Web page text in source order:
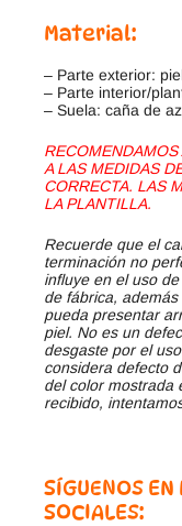
Material:
– Parte exterior:
– Parte interior/
– Suela: caña de
A LAS MEDIDAS
CORRECTA. LAS
LA PLANTILLA.
Recuerde que el
terminación no
influye en el uso
de fábrica,
pueda presentar
piel. No es un
desgaste por el
considera defecto
del color mostrada
recibido,
SÍGUENOS EN
SOCIALES: